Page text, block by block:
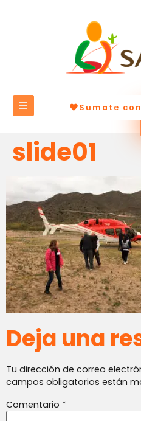
Sumate
slide01
Deja una
Tu dirección de correo
campos obligatorios están
Comentario *